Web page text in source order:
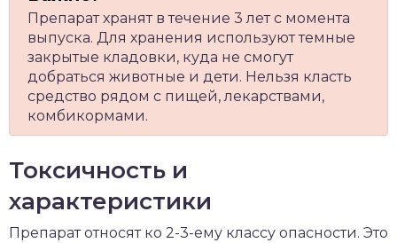
Препарат хранят в течение 3 лет с момента
выпуска. Для хранения используют темные
закрытые кладовки, куда не смогут
добраться животные и дети. Нельзя класть
средство рядом с пищей, лекарствами,
комбикормами.
Токсичность и
характеристики
Препарат относят ко 2-3-ему классу опасности. Это